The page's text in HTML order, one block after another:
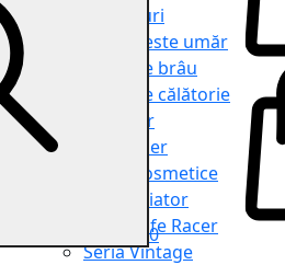
Rucsacuri
Genți peste umăr
Genți de brâu
Genți de călătorie
Shopper
Organiser
Truse cosmetice
Seria Aviator
Seria Cafe Racer
Seria Vintage
0